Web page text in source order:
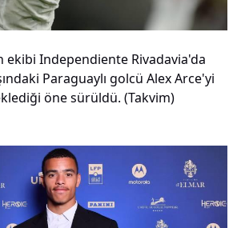
ekibi Independiente Rivadavia'da
Paraguaylı golcü Alex Arce'yi
öne sürüldü. (Takvim)